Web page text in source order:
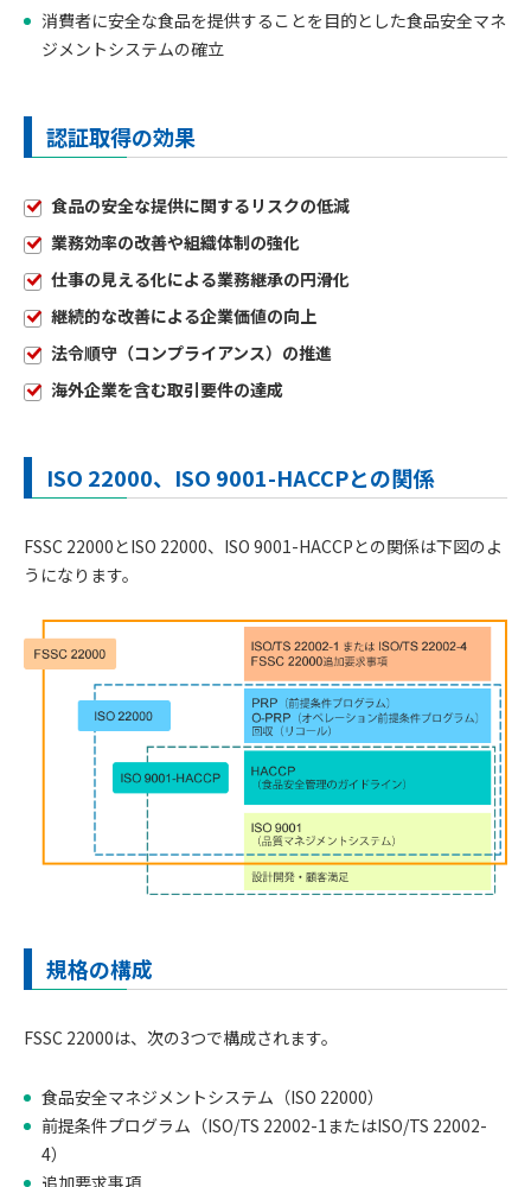
消費者に安全な食品を提供することを目的とした食品安全マネ
ジメントシステムの確立
認証取得の効果
食品の安全な提供に関するリスクの低減
業務効率の改善や組織体制の強化
仕事の見える化による業務継承の円滑化
継続的な改善による企業価値の向上
法令順守（コンプライアンス）の推進
海外企業を含む取引要件の達成
ISO 22000、ISO 9001-HACCPとの関係
FSSC 22000とISO 22000、ISO 9001-HACCPとの関係は下図のよ
うになります。
規格の構成
FSSC 22000は、次の3つで構成されます。
食品安全マネジメントシステム（ISO 22000）
前提条件プログラム（ISO/TS 22002-1またはISO/TS 22002-
4）
追加要求事項